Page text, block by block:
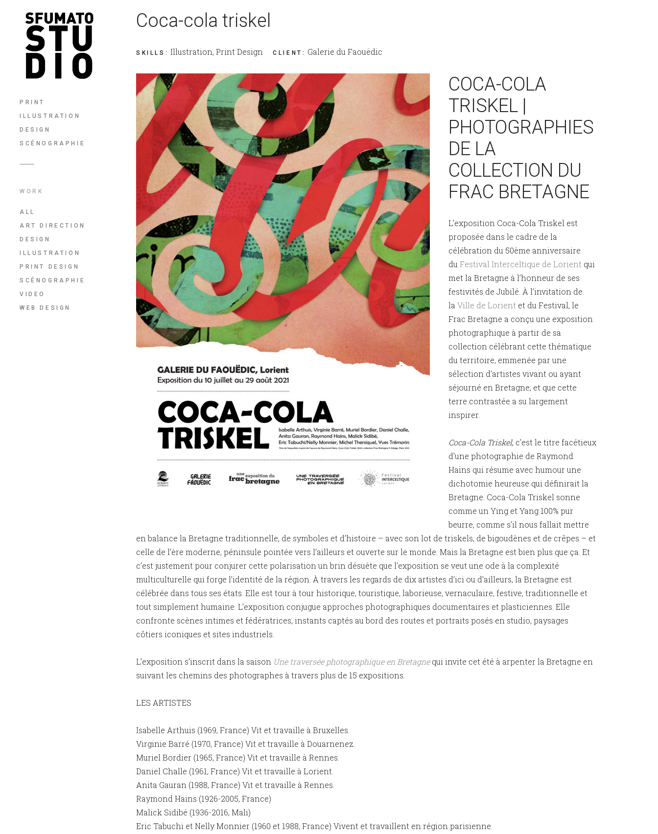
PRINT
ILLUSTRATION
DESIGN
SCÉNOGRAPHIE
WORK
ALL
ART DIRECTION
DESIGN
ILLUSTRATION
PRINT DESIGN
SCÉNOGRAPHIE
VIDEO
WEB DESIGN
Coca-cola triskel
SKILLS : Illustration, Print Design CLIENT : Galerie du Faouëdic
COCA-COLA
TRISKEL |
PHOTOGRAPHIES
DE LA
COLLECTION DU
FRAC BRETAGNE
L’exposition Coca-Cola Triskel est
proposée dans le cadre de la
célébration du 50ème anniversaire
du Festival Interceltique de Lorient qui
met la Bretagne à l’honneur de ses
festivités de Jubilé. À l’invitation de
la Ville de Lorient et du Festival, le
Frac Bretagne a conçu une exposition
photographique à partir de sa
collection célébrant cette thématique
du territoire, emmenée par une
sélection d’artistes vivant ou ayant
séjourné en Bretagne, et que cette
terre contrastée a su largement
inspirer.
Coca-Cola Triskel, c’est le titre facétieux
d’une photographie de Raymond
Hains qui résume avec humour une
dichotomie heureuse qui définirait la
Bretagne. Coca-Cola Triskel sonne
comme un Ying et Yang 100% pur
beurre, comme s’il nous fallait mettre
en balance la Bretagne traditionnelle, de symboles et d’histoire – avec son lot de triskels, de bigoudènes et de crêpes – et
celle de l’ère moderne, péninsule pointée vers l’ailleurs et ouverte sur le monde. Mais la Bretagne est bien plus que ça. Et
c’est justement pour conjurer cette polarisation un brin désuète que l’exposition se veut une ode à la complexité
multiculturelle qui forge l’identité de la région. À travers les regards de dix artistes d’ici ou d’ailleurs, la Bretagne est
célébrée dans tous ses états. Elle est tour à tour historique, touristique, laborieuse, vernaculaire, festive, traditionnelle et
tout simplement humaine. L’exposition conjugue approches photographiques documentaires et plasticiennes. Elle
confronte scènes intimes et fédératrices, instants captés au bord des routes et portraits posés en studio, paysages
côtiers iconiques et sites industriels.
L’exposition s’inscrit dans la saison Une traversée photographique en Bretagnequi invite cet été à arpenter la Bretagne en
suivant les chemins des photographes à travers plus de 15 expositions.
LES ARTISTES
Isabelle Arthuis (1969, France) Vit et travaille à Bruxelles.
Virginie Barré (1970, France) Vit et travaille à Douarnenez.
Muriel Bordier (1965, France) Vit et travaille à Rennes.
Daniel Challe (1961, France) Vit et travaille à Lorient.
Anita Gauran (1988, France) Vit et travaille à Rennes.
Raymond Hains (1926-2005, France)
Malick Sidibé (1936-2016, Mali)
Eric Tabuchi et Nelly Monnier (1960 et 1988, France) Vivent et travaillent en région parisienne.